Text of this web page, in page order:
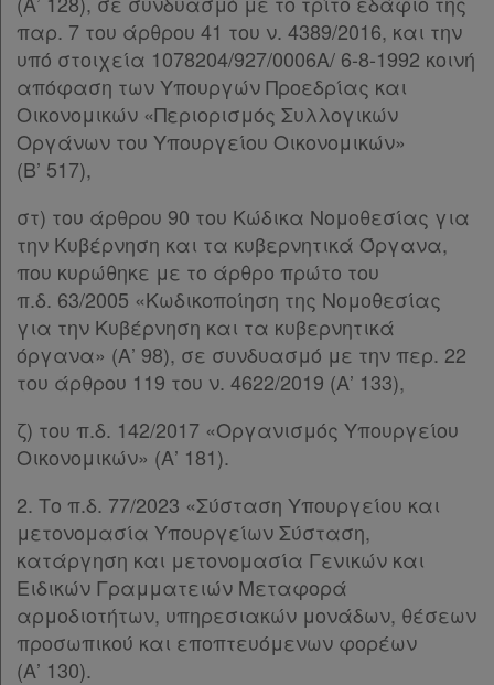
Χρήσιμα
Assistant
Νομολογία
Kodiko
Forum
Αναζήτηση
Κ.Α.Δ.
Διακρατικές
Συμφωνίες
Ελλάδας
παρ. 7 του άρθρου 41 του ν. 4389/2016, και την
υπό στοιχεία 1078204/927/0006Α/ 6-8-1992 κοινή
απόφαση των Υπουργών Προεδρίας και
Οικονομικών «Περιορισμός Συλλογικών
Οργάνων του Υπουργείου Οικονομικών»
(Β’ 517),
στ) του άρθρου 90 του Κώδικα Νομοθεσίας για
την Κυβέρνηση και τα κυβερνητικά Όργανα,
που κυρώθηκε με το άρθρο πρώτο του
π.δ. 63/2005 «Κωδικοποίηση της Νομοθεσίας
για την Κυβέρνηση και τα κυβερνητικά
όργανα» (Α’ 98), σε συνδυασμό με την περ. 22
του άρθρου 119 του ν. 4622/2019 (Α’ 133),
ζ) του π.δ. 142/2017 «Οργανισμός Υπουργείου
Οικονομικών» (Α’ 181).
2. Το π.δ. 77/2023 «Σύσταση Υπουργείου και
μετονομασία Υπουργείων Σύσταση,
κατάργηση και μετονομασία Γενικών και
Ειδικών Γραμματειών Μεταφορά
αρμοδιοτήτων, υπηρεσιακών μονάδων, θέσεων
προσωπικού και εποπτευόμενων φορέων
(Α’ 130).